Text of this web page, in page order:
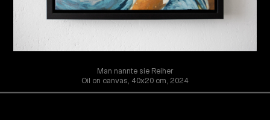
Man nannte sie Reiher
Oil on canvas, 40x20 cm, 2024